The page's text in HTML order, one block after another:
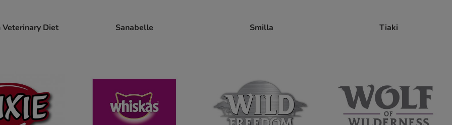
Veterinary Diet Sanabelle Smilla Tiaki